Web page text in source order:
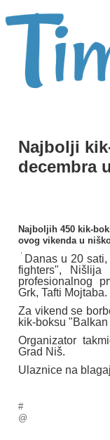
Najbolji
decembra
Najboljih 450 kik-
ovog vikenda u
Danas u 20
fighters",
profesionalnog
Grk, Tafti Mojtaba.
Za vikend se
kik-boksu
Organizator
Grad Niš.
Ulaznice na
#
@